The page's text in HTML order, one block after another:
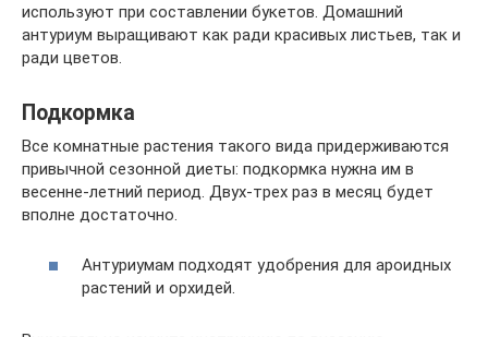
используют при составлении букетов. Домашний
антуриум выращивают как ради красивых листьев, так и
ради цветов.
Подкормка
Все комнатные растения такого вида придерживаются
привычной сезонной диеты: подкормка нужна им в
весенне-летний период. Двух-трех раз в месяц будет
вполне достаточно.
Антуриумам подходят удобрения для ароидных
растений и орхидей.